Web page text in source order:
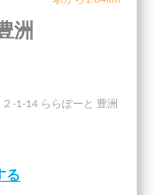
洲
-1-14 ららぽーと 豊洲
る